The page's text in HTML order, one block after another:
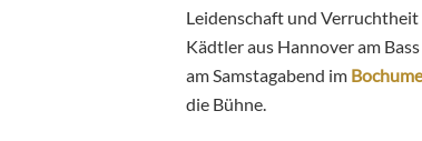
Leidenschaft und
Kädtler aus Hannover am
am Samstagabend im
die Bühne.